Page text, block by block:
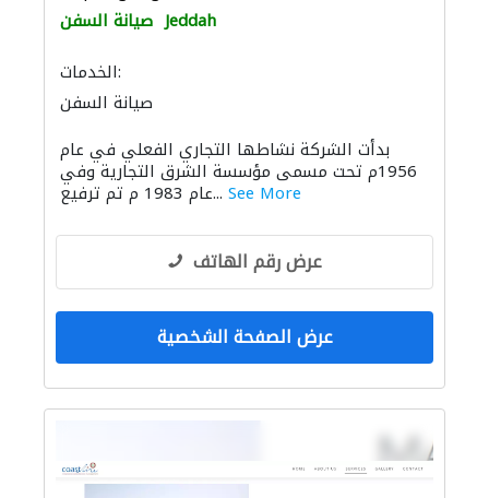
صيانة السفن Jeddah
الخدمات:
صيانة السفن
بدأت الشركة نشاطها التجاري الفعلي في عام
1956م تحت مسمى مؤسسة الشرق التجارية وفي
عام 1983 م تم ترفيع... See More
عرض رقم الهاتف
عرض الصفحة الشخصية